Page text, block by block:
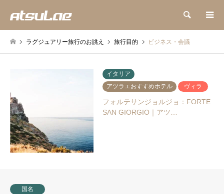
検索
ラグジュアリー旅行のお誂え 旅行目的 ビジネス・会議
イタリア
アツラエおすすめホテル
ヴィラ
フォルテサンジョルジョ：FORTE
SAN GIORGIO｜アツ…
国名